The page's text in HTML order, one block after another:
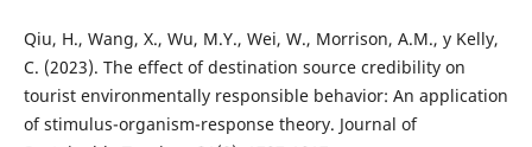
Qiu, H., Wang, X., Wu, M.Y., Wei, W., Morrison, A.M., y Kelly,
C. (2023). The effect of destination source credibility on
tourist environmentally responsible behavior: An application
of stimulus-organism-response theory. Journal of